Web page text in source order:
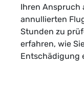
Ihren Anspruch
annullierten
Stunden zu
erfahren, wie
Entschädigung